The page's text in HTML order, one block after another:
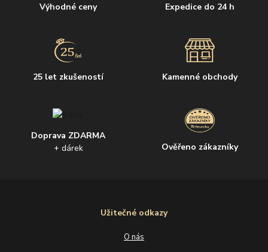
Výhodné ceny Expedice do 24 h
25 let zkušeností Kamenné obchody
Doprava ZDARMA
+ dárek
Ověřeno zákazníky
Užitečné odkazy
O nás